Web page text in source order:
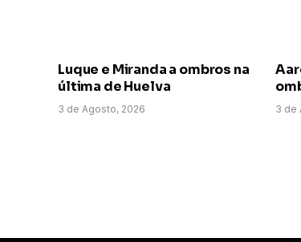
Luque e Miranda a ombros na
última de Huelva
3 de Agosto, 2026 3 de